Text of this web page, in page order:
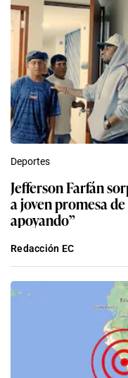
Deportes
Jefferson Farfán
a joven promesa
apoyando”
Redacción EC